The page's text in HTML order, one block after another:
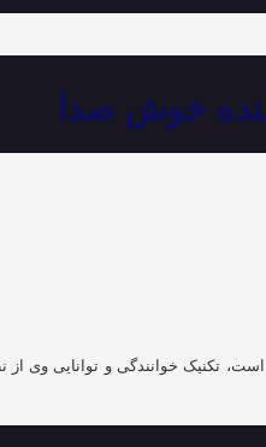
خوش صدا
در مقطع لیسانس است، تکنیک خوانندگی و